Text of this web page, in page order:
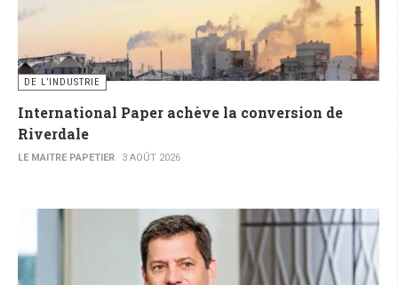
DE L’INDUSTRIE
International Paper achève la conversion de
Riverdale
LE MAITRE PAPETIER 3 AOÛT 2026